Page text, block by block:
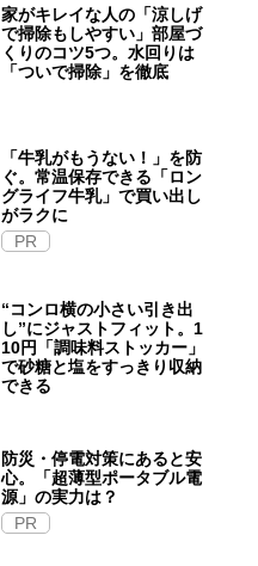
家がキレイな人の「涼しげ
で掃除もしやすい」部屋づ
くりのコツ5つ。水回りは
「ついで掃除」を徹底
「牛乳がもうない！」を防
ぐ。常温保存できる「ロン
グライフ牛乳」で買い出し
がラクに
PR
“コンロ横の小さい引き出
し”にジャストフィット。1
10円「調味料ストッカー」
で砂糖と塩をすっきり収納
できる
防災・停電対策にあると安
心。「超薄型ポータブル電
源」の実力は？​
PR